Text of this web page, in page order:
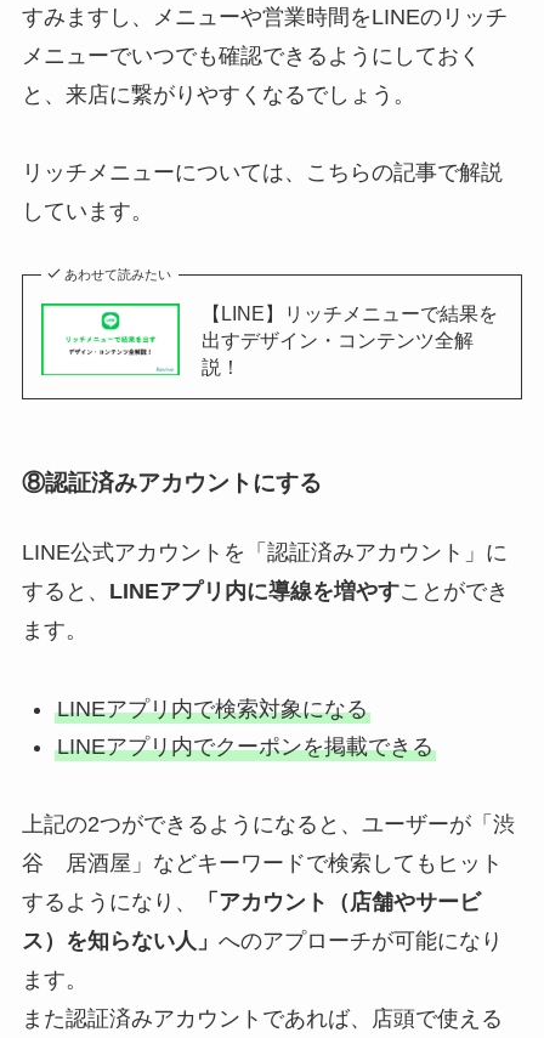
すみますし、メニューや営業時間をLINEのリッチ
メニューでいつでも確認できるようにしておく
と、来店に繋がりやすくなるでしょう。
リッチメニューについては、こちらの記事で解説
しています。
あわせて読みたい
【LINE】リッチメニューで結果を
出すデザイン・コンテンツ全解
説！
⑧認証済みアカウントにする
LINE公式アカウントを「認証済みアカウント」に
すると、 LINEアプリ内に導線を増やすことができ
ます。
LINEアプリ内で検索対象になる
LINEアプリ内でクーポンを掲載できる
上記の2つができるようになると、ユーザーが「渋
谷 居酒屋」などキーワードで検索してもヒット
するようになり、
「アカウント（店舗やサービ
ス）を知らない人」 へのアプローチが可能になり
ます。
また認証済みアカウントであれば、店頭で使える